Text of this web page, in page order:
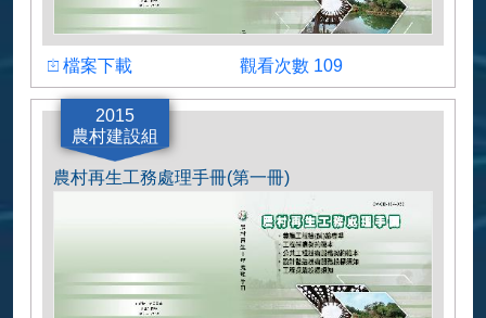
農村再生工務處理手冊(第三冊)
下載檔案
檔案下載 觀看次數 109
2015
農村建設組
農村再生工務處理手冊(第一冊)